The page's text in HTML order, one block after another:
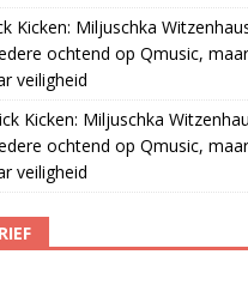
Kicken: Miljuschka
ochtend op Qmusic,
veiligheid
Kicken: Miljuschka
ochtend op Qmusic,
veiligheid